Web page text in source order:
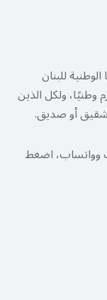
للبنان
ولكل الذين
شقيق أو صديق.
وواتساب، اضغط